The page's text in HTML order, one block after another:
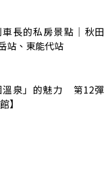
長的私房景點｜秋田
站、東能代站
溫泉」的魅力 第12彈
】